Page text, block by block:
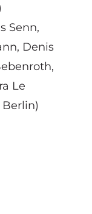
Senn,
Denis
Le
Berlin)